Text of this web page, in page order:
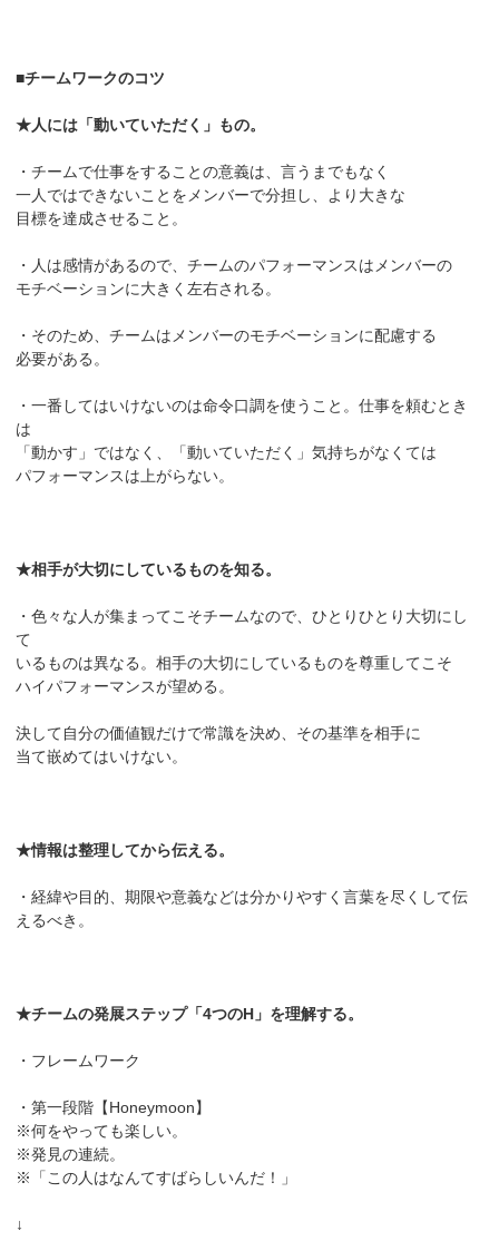
■チームワークのコツ
★人には「動いていただく」もの。
・チームで仕事をすることの意義は、言うまでもなく
一人ではできないことをメンバーで分担し、より大きな
目標を達成させること。
・人は感情があるので、チームのパフォーマンスはメンバーの
モチベーションに大きく左右される。
・そのため、チームはメンバーのモチベーションに配慮する
必要がある。
・一番してはいけないのは命令口調を使うこと。仕事を頼むとき
は
「動かす」ではなく、「動いていただく」気持ちがなくては
パフォーマンスは上がらない。
★相手が大切にしているものを知る。
・色々な人が集まってこそチームなので、ひとりひとり大切にし
て
いるものは異なる。相手の大切にしているものを尊重してこそ
ハイパフォーマンスが望める。
決して自分の価値観だけで常識を決め、その基準を相手に
当て嵌めてはいけない。
★情報は整理してから伝える。
・経緯や目的、期限や意義などは分かりやすく言葉を尽くして伝
えるべき。
★チームの発展ステップ「4つのH」を理解する。
・フレームワーク
・第一段階【Honeymoon】
※何をやっても楽しい。
※発見の連続。
※「この人はなんてすばらしいんだ！」
↓